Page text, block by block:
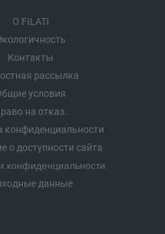
О FILATI
Контакты
рассылка
условия
на отказ.
конфиденциальности
о доступности сайта
конфиденциальности
данные